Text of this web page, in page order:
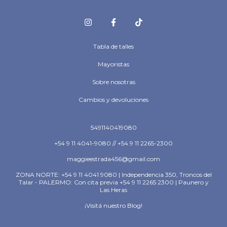
Tabla de talles
Mayoristas
Sobre nosotras
Cambios y devoluciones
5491140419080
+54 9 11 4041-9080 // +54 9 11 2265-2300
maggieestrada456@gmail.com
ZONA NORTE: +54 9 11 4041 9080 | Independencia 350, Troncos del
Talar - PALERMO: Con cita previa +54 9 11 2265 2300 | Paunero y
Las Heras
¡Visitá nuestro Blog!